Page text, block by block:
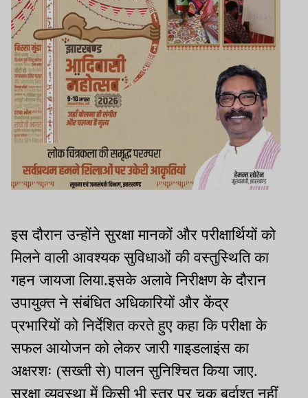
इस दौरान उन्होंने सुरक्षा मानकों और परीक्षार्थियों को
मिलने वाली आवश्यक सुविधाओं की वस्तुस्थिति का
गहन जायजा लिया.इसके अलावे निरीक्षण के दौरान
उपायुक्त ने संबंधित अधिकारियों और केंद्र
प्रभारियों को निर्देशित करते हुए कहा कि परीक्षा के
सफल आयोजन को लेकर जारी गाइडलाइंस का
अक्षरशः (सख्ती से) पालन सुनिश्चित किया जाए.
सुरक्षा व्यवस्था में किसी भी स्तर पर चूक बर्दाश्त नहीं